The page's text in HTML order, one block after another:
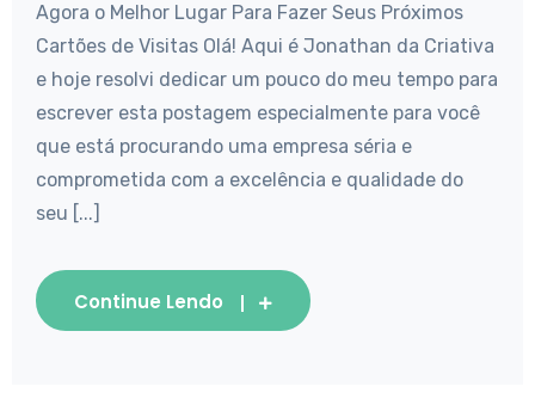
Agora o Melhor Lugar Para Fazer Seus Próximos
Cartões de Visitas Olá! Aqui é Jonathan da Criativa
e hoje resolvi dedicar um pouco do meu tempo para
escrever esta postagem especialmente para você
que está procurando uma empresa séria e
comprometida com a excelência e qualidade do
seu [...]
Continue Lendo